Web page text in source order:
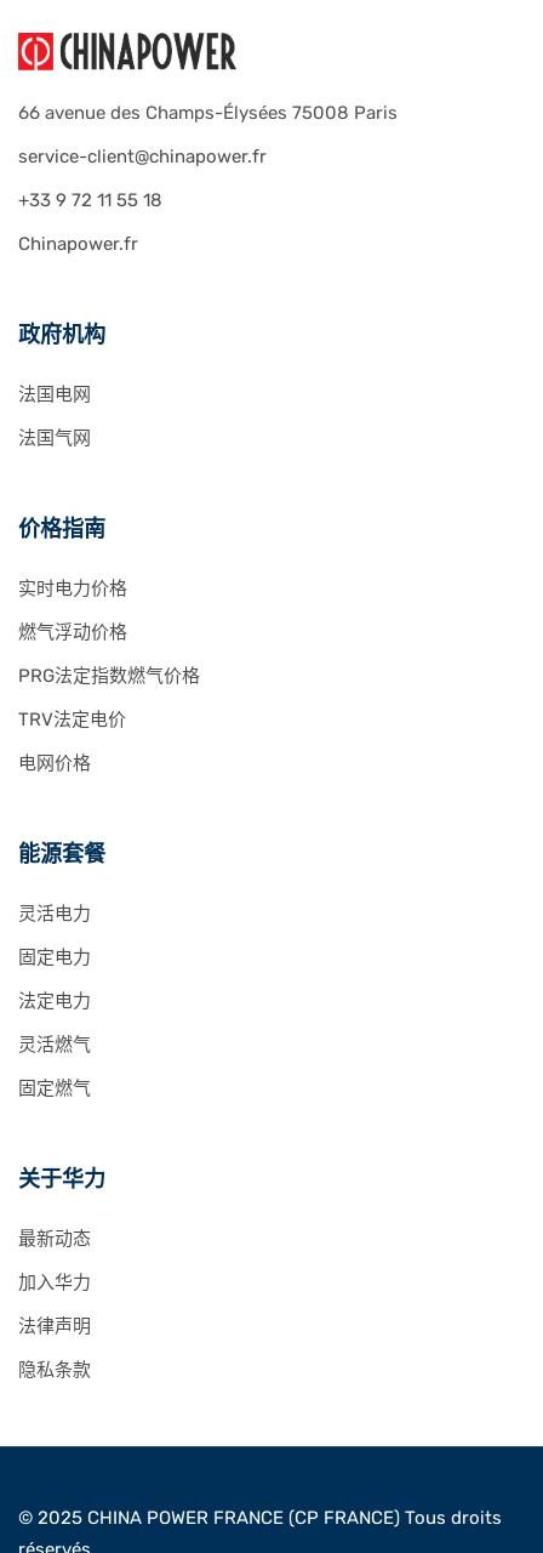
66 avenue des Champs-Élysées 75008 Paris
service-client@chinapower.fr
+33 9 72 11 55 18
Chinapower.fr
政府机构
法国电网
法国气网
价格指南
实时电力价格
燃气浮动价格
PRG法定指数燃气价格
TRV法定电价
电网价格
能源套餐
灵活电力
固定电力
法定电力
灵活燃气
固定燃气
关于华力
最新动态
加入华力
法律声明
隐私条款
© 2025 CHINA POWER FRANCE (CP FRANCE) Tous droits